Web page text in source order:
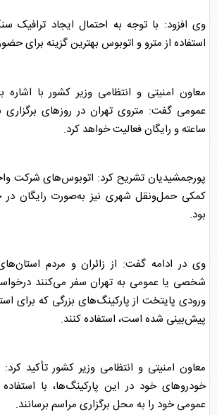
وی افزود: با توجه به احتمال ایجاد ترافیک
استفاده از مترو و اتوبوس بهترین گزینه برای
معاون امنیتی و انتظامی وزیر کشور با
ساعته و رایگان فعالیت خواهد کرد.
پورجمشیدیان تشریح کرد: اتوبوس‌های شرکت
کمکی حمل‌ونقل شهری نیز به‌صورت رایگان
بود.
وی در ادامه گفت: از زائران و مردم
شخصی یا عمومی به تهران سفر می‌کنند
ورودی پایتخت از پارکینگ‌های بزرگی که برای
پیش‌بینی شده است، استفاده کنند.
معاون امنیتی و انتظامی وزیر کشور تأکید
خودروهای خود در این پارکینگ‌ها، با
عمومی خود را به محل برگزاری مراسم برسانند.